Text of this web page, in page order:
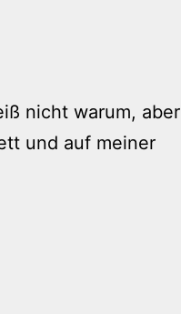
nicht warum, aber
und auf meiner